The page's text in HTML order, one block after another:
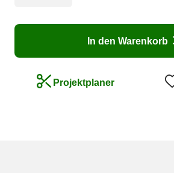
In den Warenkorb
Projektplaner